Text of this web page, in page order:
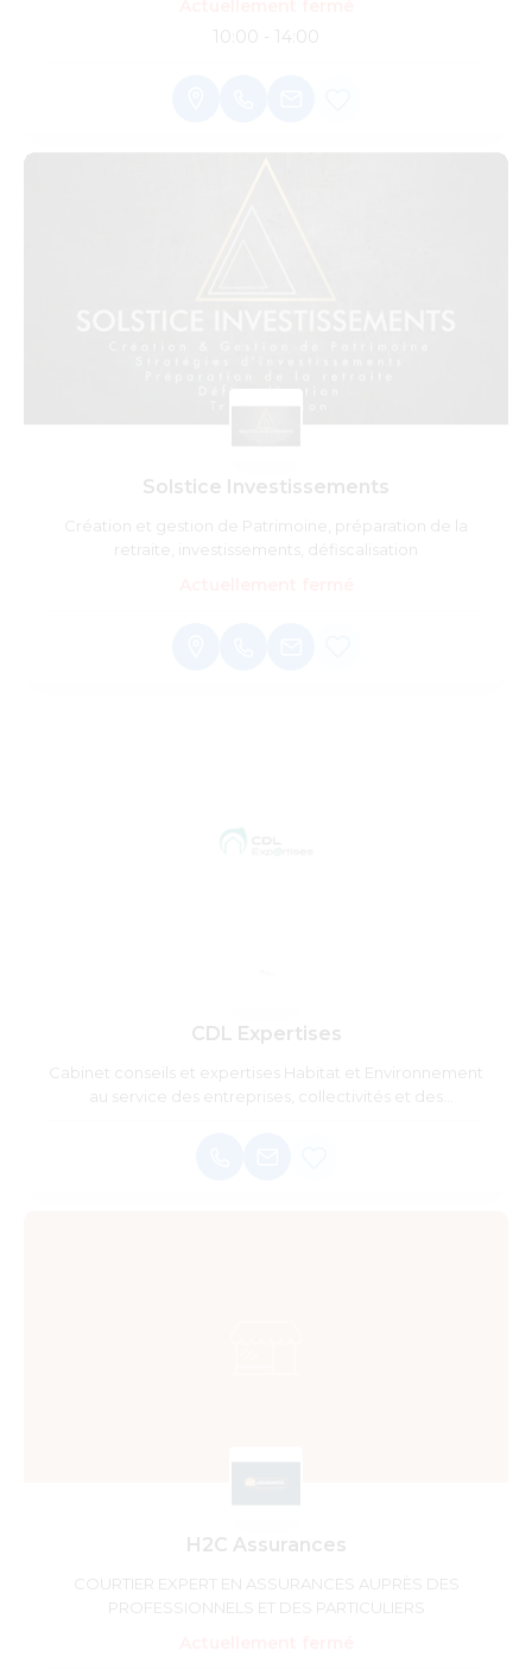
10:00 - 14:00
Solstice Investissements
Création et gestion de Patrimoine, préparation de la
retraite, investissements, défiscalisation
CDL Expertises
Cabinet conseils et expertises Habitat et Environnement
au service des entreprises, collectivités et des
H2C Assurances
COURTIER EXPERT EN ASSURANCES AUPRÈS DES
PROFESSIONNELS ET DES PARTICULIERS